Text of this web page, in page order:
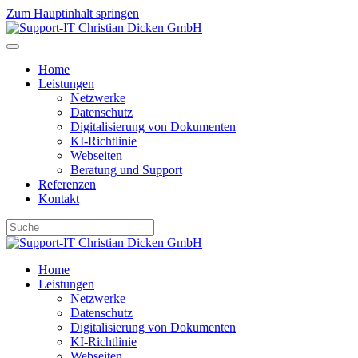
Zum Hauptinhalt springen
Home
Leistungen
Netzwerke
Datenschutz
Digitalisierung von Dokumenten
KI-Richtlinie
Webseiten
Beratung und Support
Referenzen
Kontakt
Home
Leistungen
Netzwerke
Datenschutz
Digitalisierung von Dokumenten
KI-Richtlinie